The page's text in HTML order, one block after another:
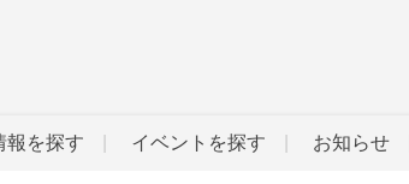
報を探す イベントを探す お知らせ